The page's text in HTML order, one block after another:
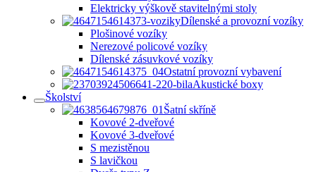
Elektricky výškově stavitelnými stoly
Dílenské a provozní vozíky
Plošinové vozíky
Nerezové policové vozíky
Dílenské zásuvkové vozíky
Ostatní provozní vybavení
Akustické boxy
Školství
Šatní skříně
Kovové 2-dveřové
Kovové 3-dveřové
S mezistěnou
S lavičkou